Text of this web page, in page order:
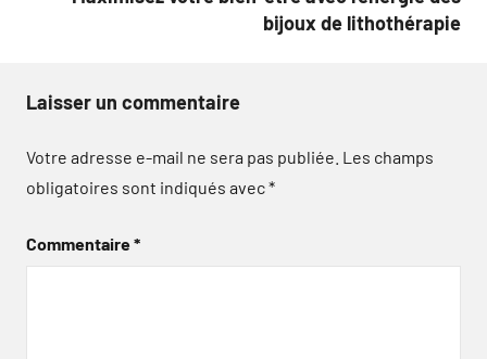
bijoux de lithothérapie
Laisser un commentaire
Votre adresse e-mail ne sera pas publiée. Les champs
obligatoires sont indiqués avec*
Commentaire*